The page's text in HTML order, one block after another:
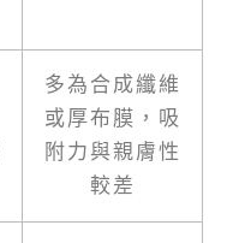
多為合成纖維
或厚布膜，吸
附力與親膚性
較差